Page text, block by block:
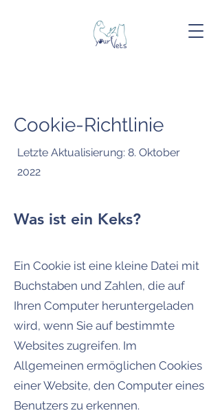
Cookie-Richtlinie
Letzte Aktualisierung: 8. Oktober
2022
Was ist ein Keks?
Ein Cookie ist eine kleine Datei mit
Buchstaben und Zahlen, die auf
Ihren Computer heruntergeladen
wird, wenn Sie auf bestimmte
Websites zugreifen. Im
Allgemeinen ermöglichen Cookies
einer Website, den Computer eines
Benutzers zu erkennen.